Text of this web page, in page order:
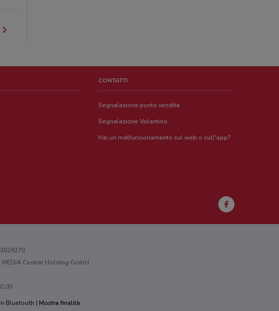
CONTATTI
Segnalazione punto vendita
Segnalazione Volantino
Hai un malfunzionamento sul web o sull'app?
Central Holding GmbH
Bluetooth Mostra finalità